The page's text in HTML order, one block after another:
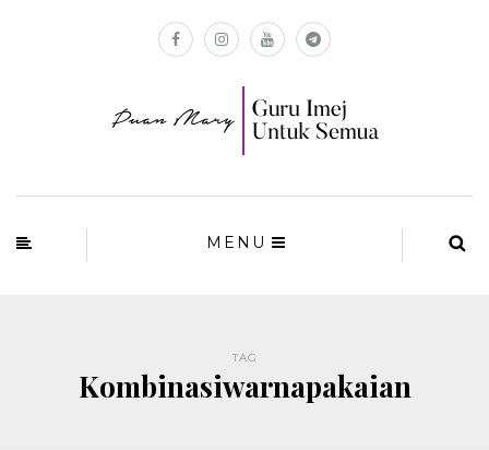
MENU
TAG
Kombinasiwarnapakaian